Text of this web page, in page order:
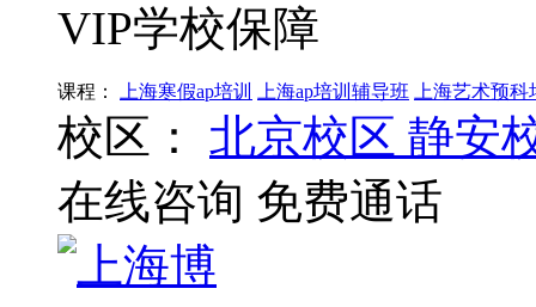
VIP学校保障
课程： 上海寒假ap培训 上海ap培训辅导班 上海艺术预科
校区： 北京校区 静安
在线咨询 免费通话